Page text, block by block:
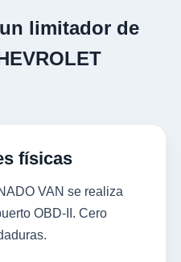
limitador de
físicas
VAN se realiza
OBD-II. Cero